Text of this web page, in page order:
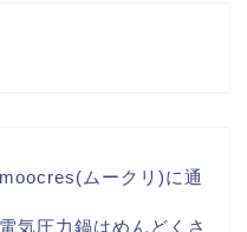
ムークリ)に通
気圧力鍋はめんどくさ